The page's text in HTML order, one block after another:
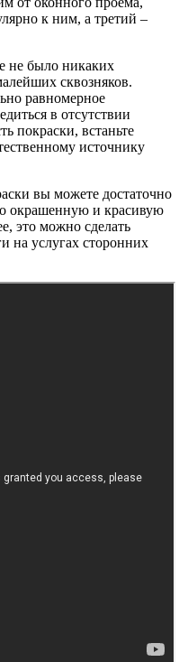
к ним, а третий –
не было никаких
сквозняков.
равномерное
в отсутствии
покраски, встаньте
источнику
вы можете достаточно
окрашенную и красивую
это можно сделать
на услугах сторонних